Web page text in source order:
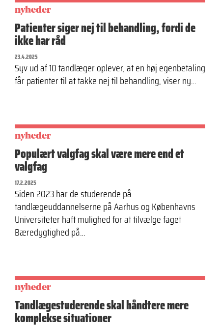
nyheder
Patienter siger nej til behandling, fordi de
ikke har råd
23.4.2025
Syv ud af 10 tandlæger oplever, at en høj egenbetaling
får patienter til at takke nej til behandling, viser ny…
nyheder
Populært valgfag skal være mere end et
valgfag
17.2.2025
Siden 2023 har de studerende på
tandlægeuddannelserne på Aarhus og Københavns
Universiteter haft mulighed for at tilvælge faget
Bæredygtighed på…
nyheder
Tandlægestuderende skal håndtere mere
komplekse situationer